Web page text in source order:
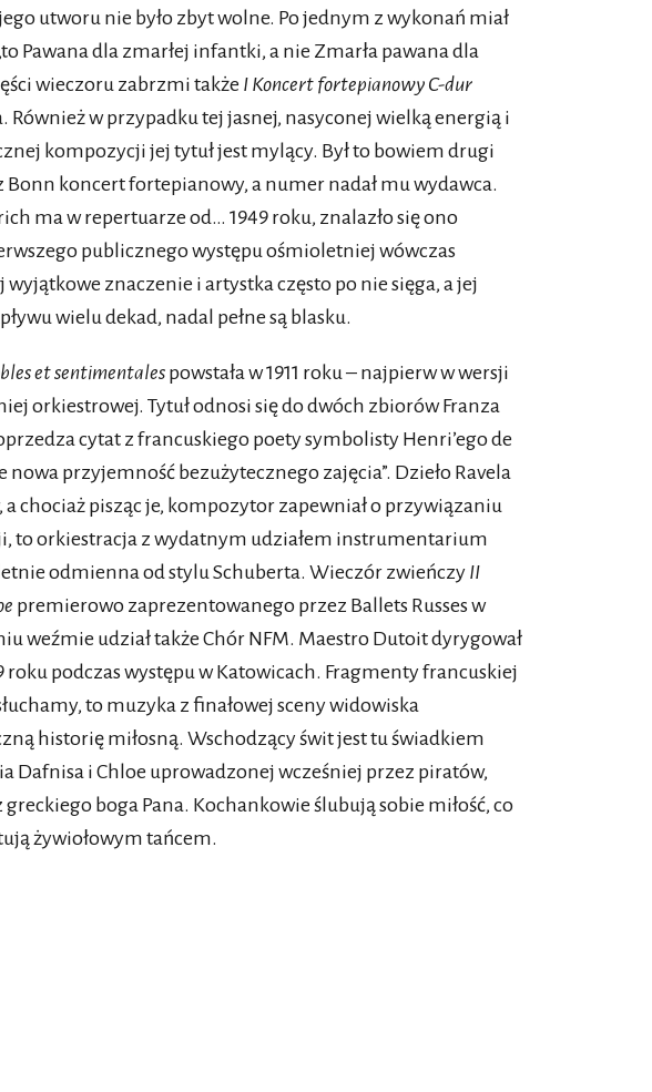
utworu nie było zbyt wolne. Po jednym z wykonań miał
Pawana dla zmarłej infantki, a nie Zmarła pawana dla
wieczoru zabrzmi także I Koncert fortepianowy C-dur
Również w przypadku tej jasnej, nasyconej wielką energią i
kompozycji jej tytuł jest mylący. Był to bowiem drugi
koncert fortepianowy, a numer nadał mu wydawca.
ma w repertuarze od… 1949 roku, znalazło się ono
publicznego występu ośmioletniej wówczas
znaczenie i artystka często po nie sięga, a jej
wielu dekad, nadal pełne są blasku.
et sentimentalespowstała w 1911 roku – najpierw w wersji
orkiestrowej. Tytuł odnosi się do dwóch zbiorów Franza
cytat z francuskiego poety symbolisty Henri’ego de
nowa przyjemność bezużytecznego zajęcia”. Dzieło Ravela
a chociaż pisząc je, kompozytor zapewniał o przywiązaniu
to orkiestracja z wydatnym udziałem instrumentarium
odmienna od stylu Schuberta. Wieczór zwieńczy II
premierowo zaprezentowanego przez Ballets Russes w
weźmie udział także Chór NFM. Maestro Dutoit dyrygował
roku podczas występu w Katowicach. Fragmenty francuskiej
to muzyka z finałowej sceny widowiska
historię miłosną. Wschodzący świt jest tu świadkiem
Dafnisa i Chloe uprowadzonej wcześniej przez piratów,
boga Pana. Kochankowie ślubują sobie miłość, co
żywiołowym tańcem.